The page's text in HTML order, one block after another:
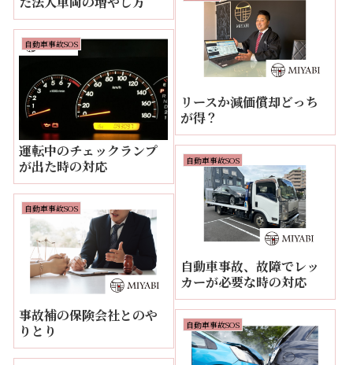
リースか減価償却どっち
が得？
自動車事故SOS
運転中のチェックランプ
が出た時の対応
自動車事故SOS
自動車事故、故障でレッ
カーが必要な時の対応
自動車事故SOS
事故補の保険会社とのや
りとり
自動車事故SOS